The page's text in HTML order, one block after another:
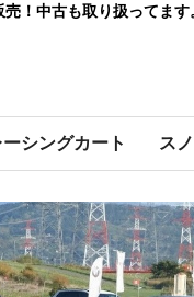
！中古も取り扱ってま
ーシングカート ス